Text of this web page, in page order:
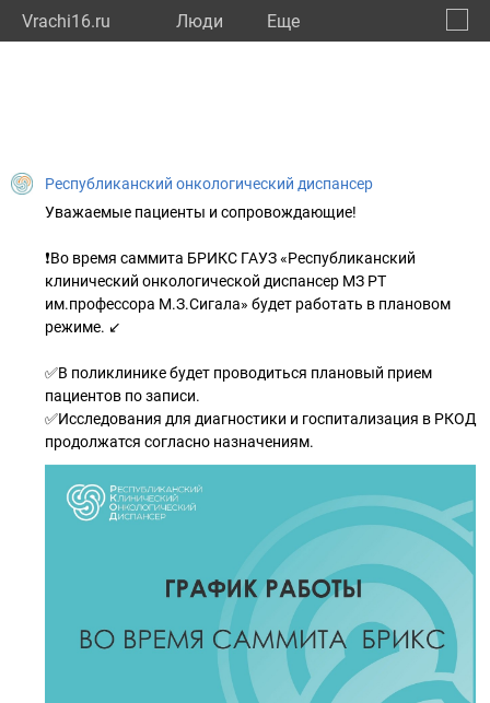
Vrachi16.ru Люди Eще
Республиканский онкологический диспансер
Уважаемые пациенты и сопровождающие!⁣⁣⠀⁣⁣⠀
❗Во время саммита БРИКС ГАУЗ «Республиканский
клинический онкологической диспансер МЗ РТ
им.профессора М.З.Сигала» будет работать в плановом
режиме. ⁣⁣↙⁣⁣⠀
✅В поликлинике будет проводиться плановый прием
пациентов по записи.⁣⁣⠀
✅Исследования для диагностики и госпитализация в РКОД
продолжатся согласно назначениям.